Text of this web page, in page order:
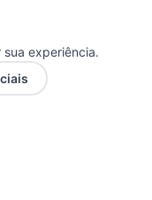
e deliberar
de estados e
sua experiência.